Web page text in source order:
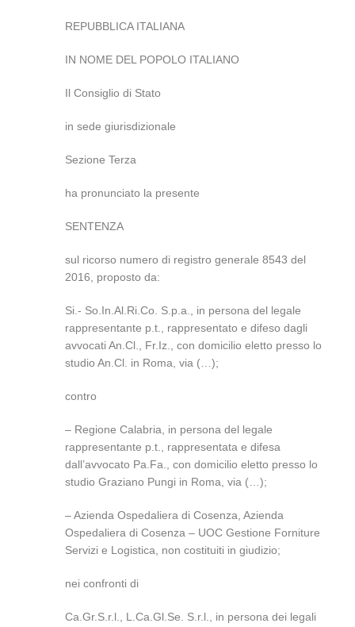
REPUBBLICA ITALIANA
IN NOME DEL POPOLO ITALIANO
Il Consiglio di Stato
in sede giurisdizionale
Sezione Terza
ha pronunciato la presente
SENTENZA
sul ricorso numero di registro generale 8543 del
2016, proposto da:
Si.- So.In.Al.Ri.Co. S.p.a., in persona del legale
rappresentante p.t., rappresentato e difeso dagli
avvocati An.Cl., Fr.Iz., con domicilio eletto presso lo
studio An.Cl. in Roma, via (…);
contro
– Regione Calabria, in persona del legale
rappresentante p.t., rappresentata e difesa
dall’avvocato Pa.Fa., con domicilio eletto presso lo
studio Graziano Pungi in Roma, via (…);
– Azienda Ospedaliera di Cosenza, Azienda
Ospedaliera di Cosenza – UOC Gestione Forniture
Servizi e Logistica, non costituiti in giudizio;
nei confronti di
Ca.Gr.S.r.l., L.Ca.Gl.Se. S.r.l., in persona dei legali